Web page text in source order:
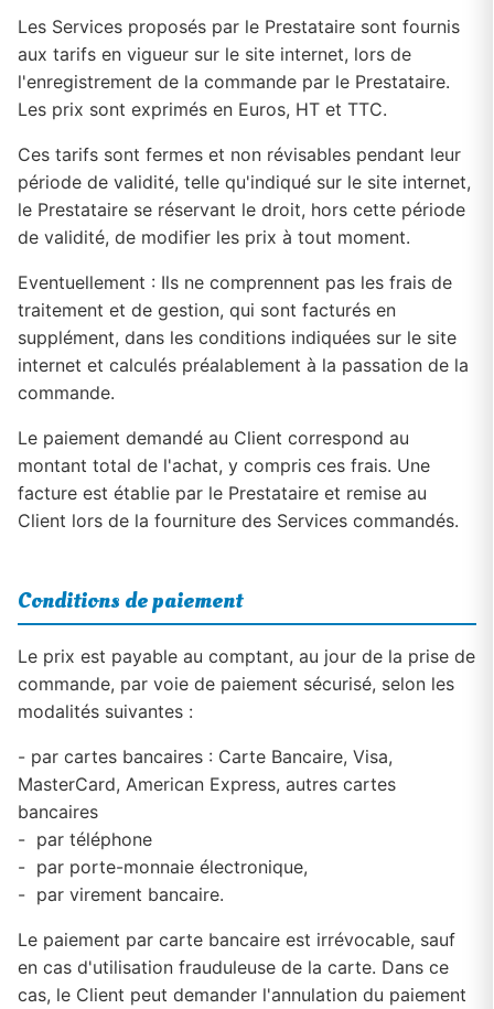
Les Services proposés par le Prestataire sont fournis
aux tarifs en vigueur sur le site internet, lors de
l'enregistrement de la commande par le Prestataire.
Les prix sont exprimés en Euros, HT et TTC.
Ces tarifs sont fermes et non révisables pendant leur
période de validité, telle qu'indiqué sur le site internet,
le Prestataire se réservant le droit, hors cette période
de validité, de modifier les prix à tout moment.
Eventuellement : Ils ne comprennent pas les frais de
traitement et de gestion, qui sont facturés en
supplément, dans les conditions indiquées sur le site
internet et calculés préalablement à la passation de la
commande.
Le paiement demandé au Client correspond au
montant total de l'achat, y compris ces frais. Une
facture est établie par le Prestataire et remise au
Client lors de la fourniture des Services commandés.
Conditions de paiement
Le prix est payable au comptant, au jour de la prise de
commande, par voie de paiement sécurisé, selon les
modalités suivantes :
- par cartes bancaires : Carte Bancaire, Visa,
MasterCard, American Express, autres cartes
bancaires
- par téléphone
- par porte-monnaie électronique,
- par virement bancaire.
Le paiement par carte bancaire est irrévocable, sauf
en cas d'utilisation frauduleuse de la carte. Dans ce
cas, le Client peut demander l'annulation du paiement